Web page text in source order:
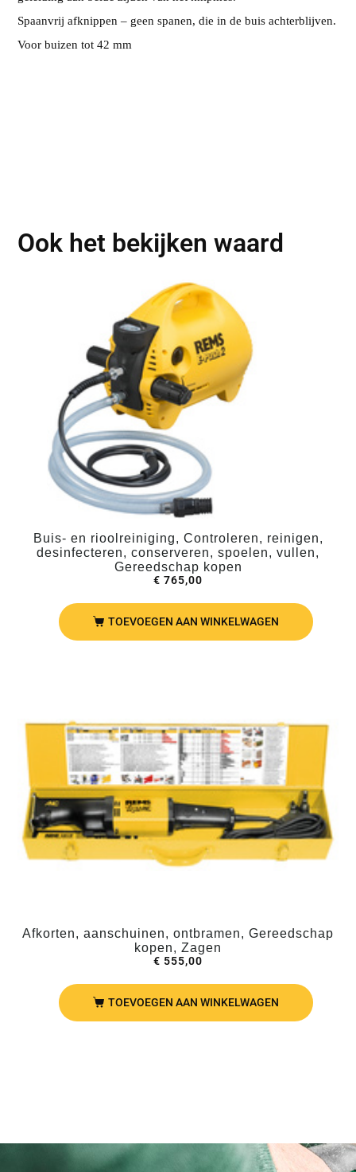
Spaanvrij afknippen – geen spanen, die in de buis achterblijven.
Voor buizen tot 42 mm
Ook het bekijken waard
Buis- en rioolreiniging, Controleren, reinigen,
desinfecteren, conserveren, spoelen, vullen,
Gereedschap kopen
€ 765,00
TOEVOEGEN AAN WINKELWAGEN
Afkorten, aanschuinen, ontbramen, Gereedschap
kopen, Zagen
€ 555,00
TOEVOEGEN AAN WINKELWAGEN